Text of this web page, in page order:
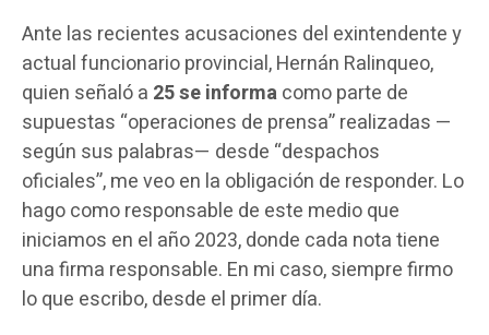
Ante las recientes acusaciones del exintendente y
actual funcionario provincial, Hernán Ralinqueo,
quien señaló a 25 se informacomo parte de
supuestas “operaciones de prensa” realizadas —
según sus palabras— desde “despachos
oficiales”, me veo en la obligación de responder. Lo
hago como responsable de este medio que
iniciamos en el año 2023, donde cada nota tiene
una firma responsable. En mi caso, siempre firmo
lo que escribo, desde el primer día.